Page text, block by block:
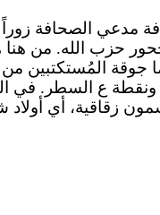
وثقافة مدعي
حزب الله. من
جوقة
ع السطر. في
زقاقية، أي